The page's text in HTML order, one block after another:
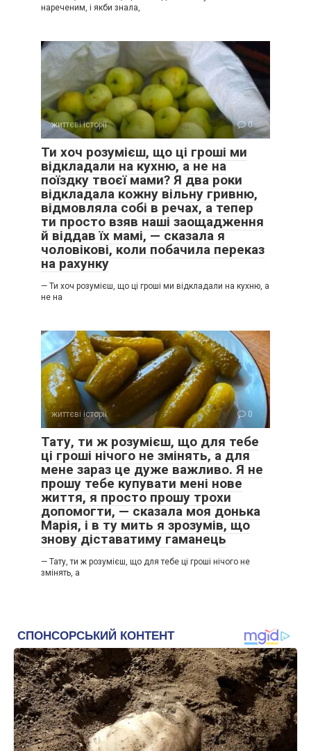
нареченим, і якби знала,
життєві історії 0
Ти хоч розумієш, що ці гроші ми
відкладали на кухню, а не на
поїздку твоєї мами? Я два роки
відкладала кожну вільну гривню,
відмовляла собі в речах, а тепер
ти просто взяв наші заощадження
й віддав їх мамі, — сказала я
чоловікові, коли побачила переказ
на рахунку
— Ти хоч розумієш, що ці гроші ми відкладали на кухню, а
не на
життєві історії 0
Тату, ти ж розумієш, що для тебе
ці гроші нічого не змінять, а для
мене зараз це дуже важливо. Я не
прошу тебе купувати мені нове
життя, я просто прошу трохи
допомогти, — сказала моя донька
Марія, і в ту мить я зрозумів, що
знову діставатиму гаманець
— Тату, ти ж розумієш, що для тебе ці гроші нічого не
змінять, а